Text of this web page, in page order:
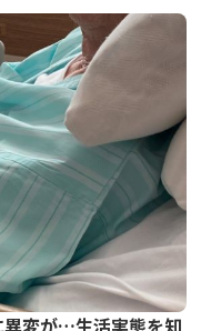
異変が…生活実態を知